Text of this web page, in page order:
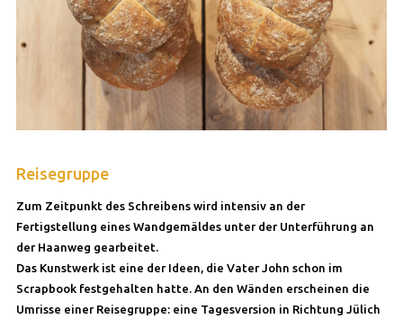
Reisegruppe
Zum Zeitpunkt des Schreibens wird intensiv an der
Fertigstellung eines Wandgemäldes unter der Unterführung an
der Haanweg gearbeitet.
Das Kunstwerk ist eine der Ideen, die Vater John schon im
Scrapbook festgehalten hatte. An den Wänden erscheinen die
Umrisse einer Reisegruppe: eine Tagesversion in Richtung Jülich